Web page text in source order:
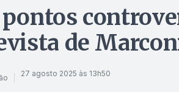
pontos
de
27 agosto 2025 às 13h50